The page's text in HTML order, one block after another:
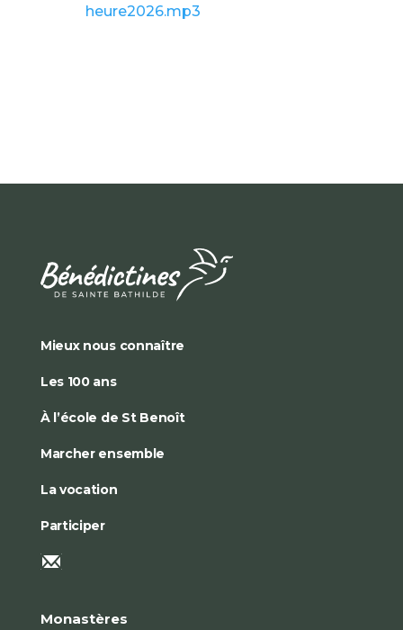
heure2026.mp3
Mieux nous connaître
Les 100 ans
À l’école de St Benoît
Marcher ensemble
La vocation
Participer
Monastères